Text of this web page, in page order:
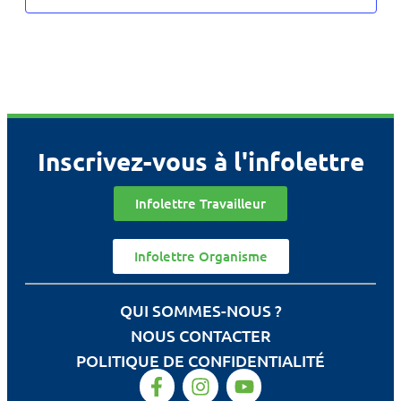
Inscrivez-vous à l'infolettre
Infolettre Travailleur
Infolettre Organisme
QUI SOMMES-NOUS ?
NOUS CONTACTER
POLITIQUE DE CONFIDENTIALITÉ